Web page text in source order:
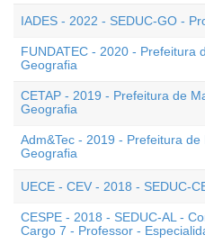
IADES - 2022 - SEDUC-GO -
FUNDATEC - 2020 - Prefeitura
Geografia
CETAP - 2019 - Prefeitura de
Geografia
Adm&Tec - 2019 - Prefeitura
Geografia
UECE - CEV - 2018 - SEDUC-
CESPE - 2018 - SEDUC-AL -
Cargo 7 - Professor -